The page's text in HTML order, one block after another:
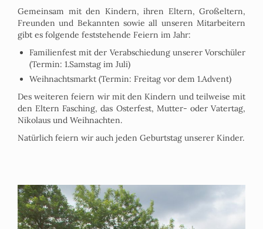
Gemeinsam mit den Kindern, ihren Eltern, Großeltern,
Freunden und Bekannten sowie all unseren Mitarbeitern
gibt es folgende feststehende Feiern im Jahr:
Familienfest mit der Verabschiedung unserer Vorschüler
(Termin: 1.Samstag im Juli)
Weihnachtsmarkt (Termin: Freitag vor dem 1.Advent)
Des weiteren feiern wir mit den Kindern und teilweise mit
den Eltern Fasching, das Osterfest, Mutter- oder Vatertag,
Nikolaus und Weihnachten.
Natürlich feiern wir auch jeden Geburtstag unserer Kinder.